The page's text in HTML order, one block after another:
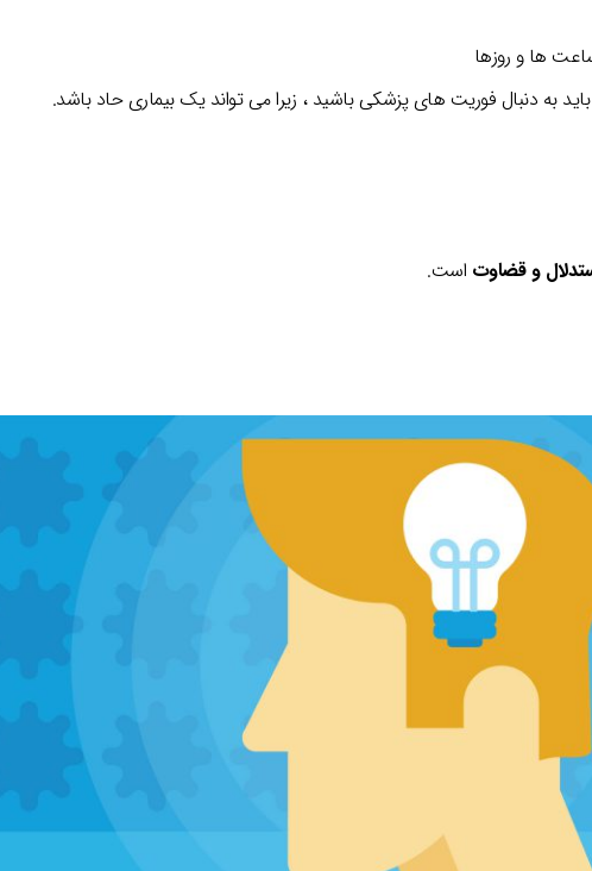
ها و روزها
به دنبال فوریت های پزشکی باشید ، زیرا می تواند یک بیماری حاد باشد.
و قضاوت است.